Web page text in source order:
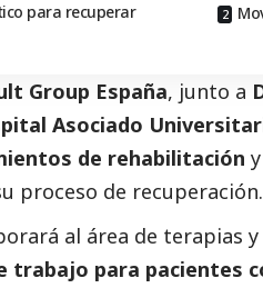
para recuperar
Group España, junto a
Asociado
de rehabilitación
proceso de recuperación.
al área de terapias
trabajo para pacientes